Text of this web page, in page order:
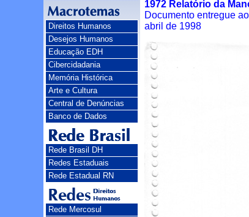
Direitos Humanos
Desejos Humanos
Educação EDH
Cibercidadania
Memória Histórica
Arte e Cultura
Central de Denúncias
Banco de Dados
Rede Brasil DH
Redes Estaduais
Rede Estadual RN
Rede Mercosul
1972 Relatório da
Documento entregue
abril de 1998